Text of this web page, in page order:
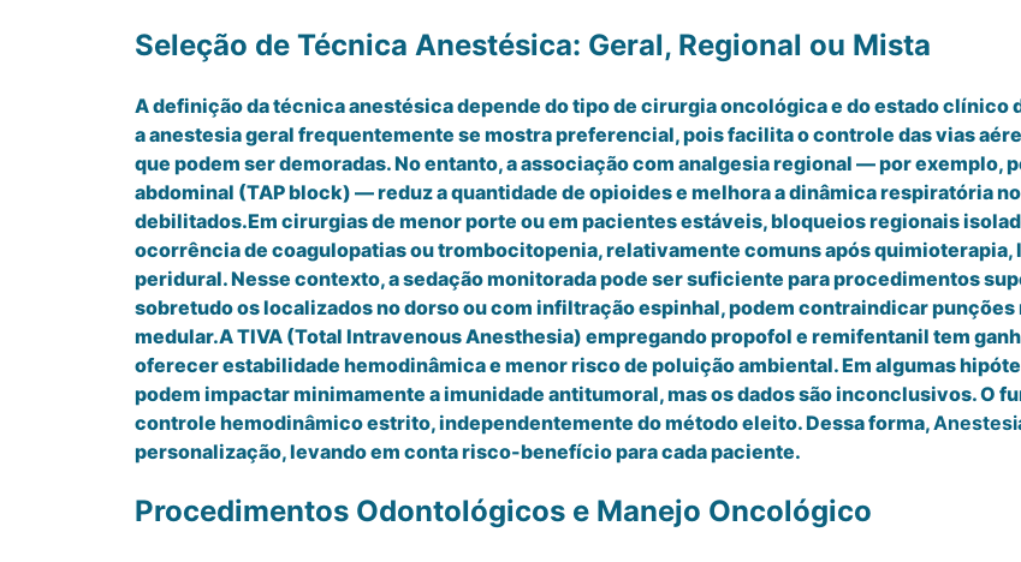
Seleção de Técnica Anestésica: Geral, Regional ou Mista
A definição da técnica anestésica depende do tipo de cirurgia oncológica e do estado clínico
a anestesia geral frequentemente se mostra preferencial, pois facilita o controle das vias
que podem ser demoradas. No entanto, a associação com analgesia regional — por exemplo,
abdominal (TAP block) — reduz a quantidade de opioides e melhora a dinâmica respiratória
debilitados.Em cirurgias de menor porte ou em pacientes estáveis, bloqueios regionais
ocorrência de coagulopatias ou trombocitopenia, relativamente comuns após quimioterapia,
peridural. Nesse contexto, a sedação monitorada pode ser suficiente para procedimentos
sobretudo os localizados no dorso ou com infiltração espinhal, podem contraindicar
medular.A TIVA (Total Intravenous Anesthesia) empregando propofol e remifentanil tem
oferecer estabilidade hemodinâmica e menor risco de poluição ambiental. Em algumas
podem impactar minimamente a imunidade antitumoral, mas os dados são inconclusivos. O
controle hemodinâmico estrito, independentemente do método eleito. Dessa forma,
personalização, levando em conta risco-benefício para cada paciente.
Procedimentos Odontológicos e Manejo Oncológico